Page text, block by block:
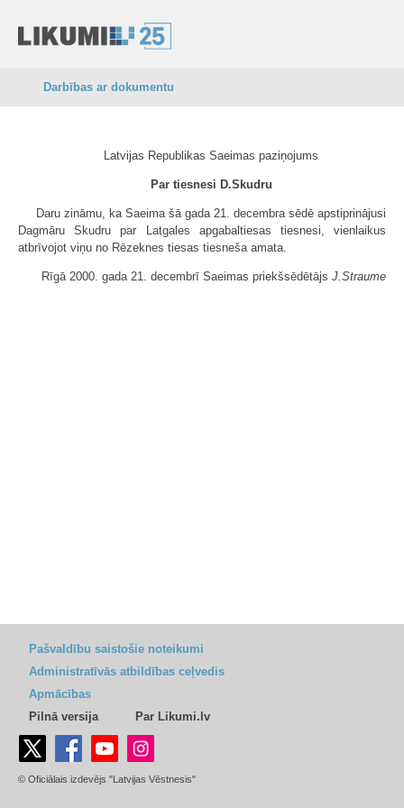
Darbības ar dokumentu
Latvijas Republikas Saeimas paziņojums
Par tiesnesi D.Skudru
Daru zināmu, ka Saeima šā gada 21. decembra sēdē apstiprinājusi
Dagmāru Skudru par Latgales apgabaltiesas tiesnesi, vienlaikus
atbrīvojot viņu no Rēzeknes tiesas tiesneša amata.
Rīgā 2000. gada 21. decembrī Saeimas priekšsēdētājs J.Straume
Pašvaldību saistošie noteikumi
Administratīvās atbildības ceļvedis
Apmācības
Pilnā versija
Par Likumi.lv
© Oficiālais izdevējs "Latvijas Vēstnesis"